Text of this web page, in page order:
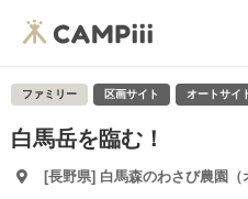
ファミリー 区画サイト オートサイ
白馬岳を臨む！
[長野県] 白馬森のわさび農園（